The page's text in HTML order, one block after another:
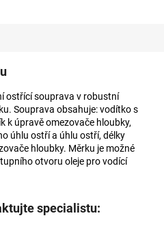
ostřící souprava v robustní
Souprava obsahuje: vodítko s
k úpravě omezovače hloubky,
úhlu ostří a úhlu ostří, délky
hloubky. Měrku je možné
otvoru oleje pro vodící
specialistu: